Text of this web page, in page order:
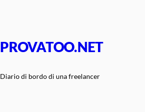
PROVATOO.NET
Diario di bordo di una freelancer